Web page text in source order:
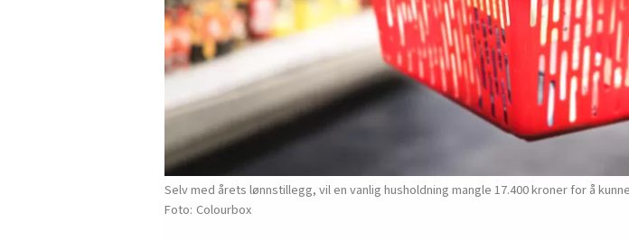
Selv med årets lønnstillegg, vil en vanlig husholdning mangle 17.400 kroner for å
Colourbox